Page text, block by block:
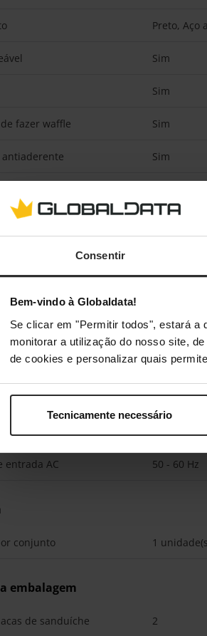
Consentir
Bem-vindo à Globaldata!
Se clicar em "Permitir todos", estará a
monitorar a utilização do nosso site,
de cookies e personalizar quais
Tecnicamente necessário
Preto, Aço
Sim
Sim
fazer waffle Sim
antiaderente Sim
desligar
antiaderentes Sim
1000 W
AC 220 - 240 V
entrada AC 50 - 60 Hz
conjunto 1
embalagem
de sanduíche 2